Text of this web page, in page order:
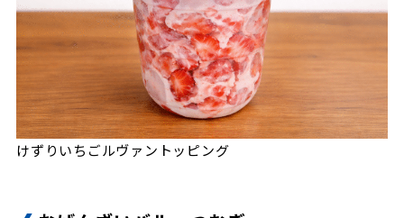
けずりいちごルヴァントッピング